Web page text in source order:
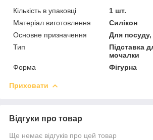
Кількість в упаковці
1 шт.
Матеріал виготовлення
Силікон
Основне призначення
Для посуду,
Тип
Підставка
мочалки
Форма
Фігурна
Приховати
Відгуки про товар
Ще немає відгуків про цей товар